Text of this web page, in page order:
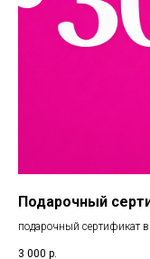
Подарочный
подарочный сертификат
3 000 р.